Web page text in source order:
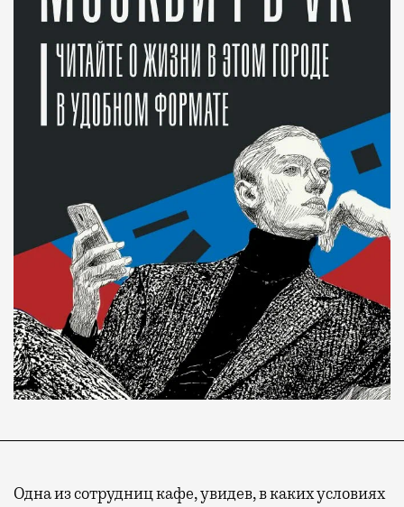
Одна из сотрудниц кафе, увидев, в каких условиях